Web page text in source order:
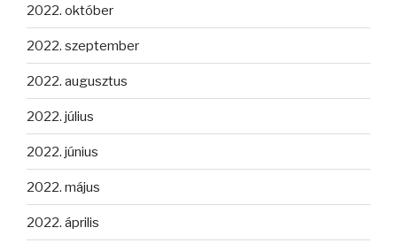
2022. október
2022. szeptember
2022. augusztus
2022. július
2022. június
2022. május
2022. április